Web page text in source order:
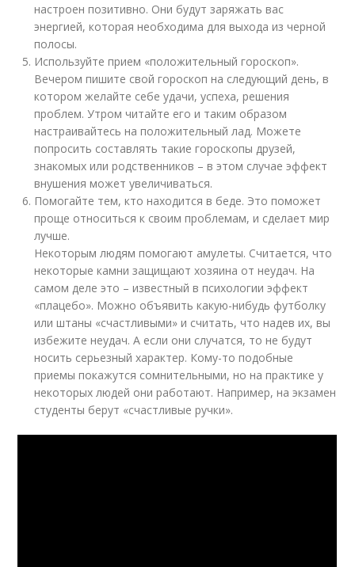
настроен позитивно. Они будут заряжать вас
энергией, которая необходима для выхода из черной
полосы.
Используйте прием «положительный гороскоп».
Вечером пишите свой гороскоп на следующий день, в
котором желайте себе удачи, успеха, решения
проблем. Утром читайте его и таким образом
настраивайтесь на положительный лад. Можете
попросить составлять такие гороскопы друзей,
знакомых или родственников – в этом случае эффект
внушения может увеличиваться.
Помогайте тем, кто находится в беде. Это поможет
проще относиться к своим проблемам, и сделает мир
лучше.
Некоторым людям помогают амулеты. Считается, что
некоторые камни защищают хозяина от неудач. На
самом деле это – известный в психологии эффект
«плацебо». Можно объявить какую-нибудь футболку
или штаны «счастливыми» и считать, что надев их, вы
избежите неудач. А если они случатся, то не будут
носить серьезный характер. Кому-то подобные
приемы покажутся сомнительными, но на практике у
некоторых людей они работают. Например, на экзамен
студенты берут «счастливые ручки».